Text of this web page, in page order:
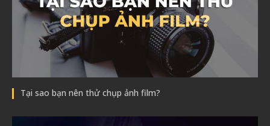
Tại sao bạn nên thử chụp ảnh film?